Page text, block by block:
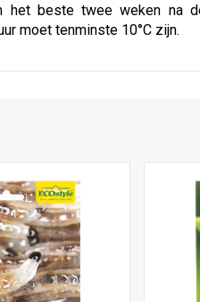
het beste twee weken na
moet tenminste 10°C zijn.